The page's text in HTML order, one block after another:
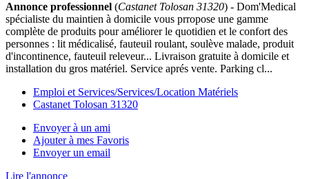
Annonce professionnel (Castanet Tolosan 31320) - Dom'Medical
spécialiste du maintien à domicile vous prropose une gamme
complète de produits pour améliorer le quotidien et le confort des
personnes : lit médicalisé, fauteuil roulant, soulève malade, produit
d'incontinence, fauteuil releveur... Livraison gratuite à domicile et
installation du gros matériel. Service aprés vente. Parking cl...
Emploi et Services/Services/Location Matériels
Castanet Tolosan 31320
Envoyer à un ami
Ajouter à mes Favoris
Envoyer un email
Lire l'annonce